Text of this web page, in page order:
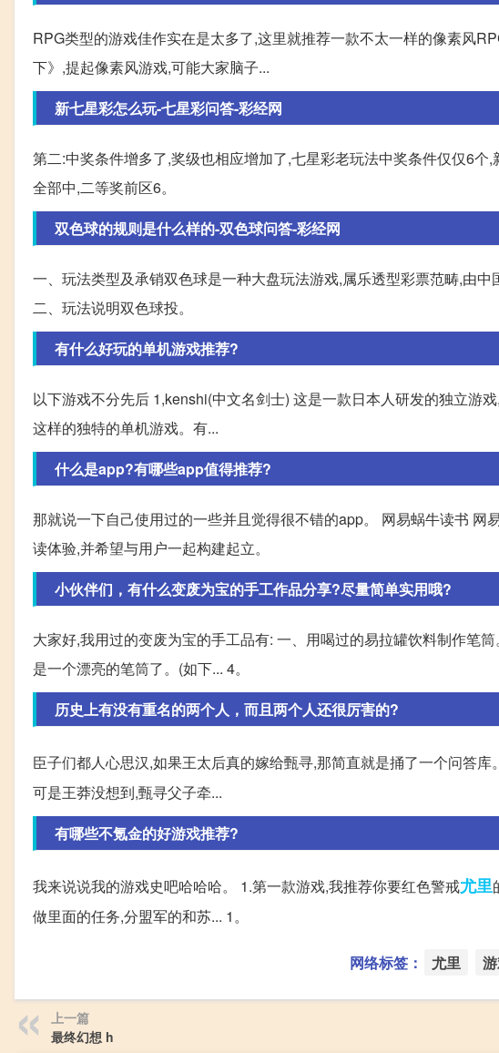
RPG类型的游戏佳作实在是太多了,这里就推荐一款不太一样的像素风
下》,提起像素风游戏,可能大家脑子...
新七星彩怎么玩-七星彩问答-彩经网
第二:中奖条件增多了,奖级也相应增加了,七星彩老玩法中奖条件仅仅6
全部中,二等奖前区6。
双色球的规则是什么样的-双色球问答-彩经网
一、玩法类型及承销双色球是一种大盘玩法游戏,属乐透型彩票范畴,由
二、玩法说明双色球投。
有什么好玩的单机游戏推荐?
以下游戏不分先后 1,kenshi(中文名剑士) 这是一款日本人研发的独立游
这样的独特的单机游戏。有...
什么是app?有哪些app值得推荐?
那就说一下自己使用过的一些并且觉得很不错的app。 网易蜗牛读书
读体验,并希望与用户一起构建起立。
小伙伴们，有什么变废为宝的手工作品分享?尽量简单实用哦?
大家好,我用过的变废为宝的手工品有: 一、用喝过的易拉罐饮料制作笔
是一个漂亮的笔筒了。(如下... 4。
历史上有没有重名的两个人，而且两个人还很厉害的?
臣子们都人心思汉,如果王太后真的嫁给甄寻,那简直就是捅了一个问答库。
可是王莽没想到,甄寻父子牵...
有哪些不氪金的好游戏推荐?
我来说说我的游戏史吧哈哈哈。 1.第一款游戏,我推荐你要红色警戒尤里
做里面的任务,分盟军的和苏... 1。
网络标签： 尤里
上一篇
最终幻想 h